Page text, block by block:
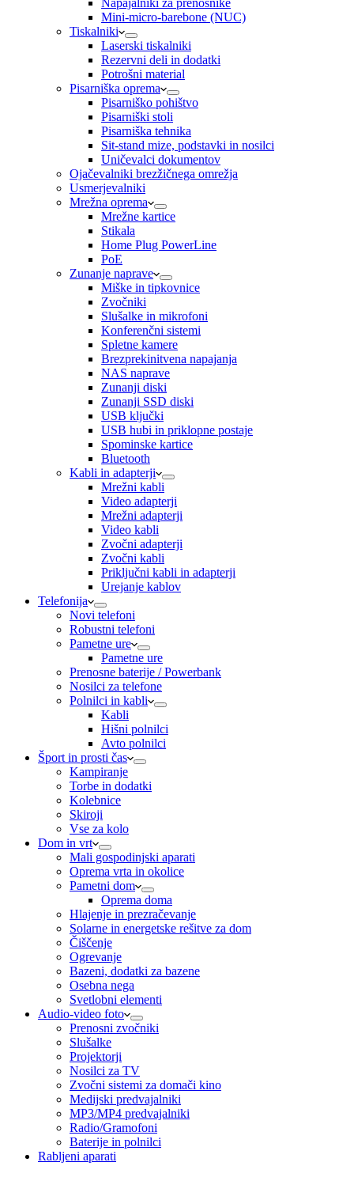
Napajalniki za prenosnike
Mini-micro-barebone (NUC)
Tiskalniki
Laserski tiskalniki
Rezervni deli in dodatki
Potrošni material
Pisarniška oprema
Pisarniško pohištvo
Pisarniški stoli
Pisarniška tehnika
Sit-stand mize, podstavki in nosilci
Uničevalci dokumentov
Ojačevalniki brezžičnega omrežja
Usmerjevalniki
Mrežna oprema
Mrežne kartice
Stikala
Home Plug PowerLine
PoE
Zunanje naprave
Miške in tipkovnice
Zvočniki
Slušalke in mikrofoni
Konferenčni sistemi
Spletne kamere
Brezprekinitvena napajanja
NAS naprave
Zunanji diski
Zunanji SSD diski
USB ključki
USB hubi in priklopne postaje
Spominske kartice
Bluetooth
Kabli in adapterji
Mrežni kabli
Video adapterji
Mrežni adapterji
Video kabli
Zvočni adapterji
Zvočni kabli
Priključni kabli in adapterji
Urejanje kablov
Telefonija
Novi telefoni
Robustni telefoni
Pametne ure
Pametne ure
Prenosne baterije / Powerbank
Nosilci za telefone
Polnilci in kabli
Kabli
Hišni polnilci
Avto polnilci
Šport in prosti čas
Kampiranje
Torbe in dodatki
Kolebnice
Skiroji
Vse za kolo
Dom in vrt
Mali gospodinjski aparati
Oprema vrta in okolice
Pametni dom
Oprema doma
Hlajenje in prezračevanje
Solarne in energetske rešitve za dom
Čiščenje
Ogrevanje
Bazeni, dodatki za bazene
Osebna nega
Svetlobni elementi
Audio-video foto
Prenosni zvočniki
Slušalke
Projektorji
Nosilci za TV
Zvočni sistemi za domači kino
Medijski predvajalniki
MP3/MP4 predvajalniki
Radio/Gramofoni
Baterije in polnilci
Rabljeni aparati